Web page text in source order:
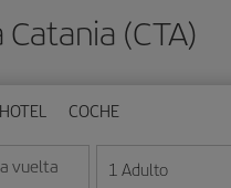
(CTA)
HOTEL COCHE
mes/año
vuelta
la fecha en formato día/mes/año
1 Adulto